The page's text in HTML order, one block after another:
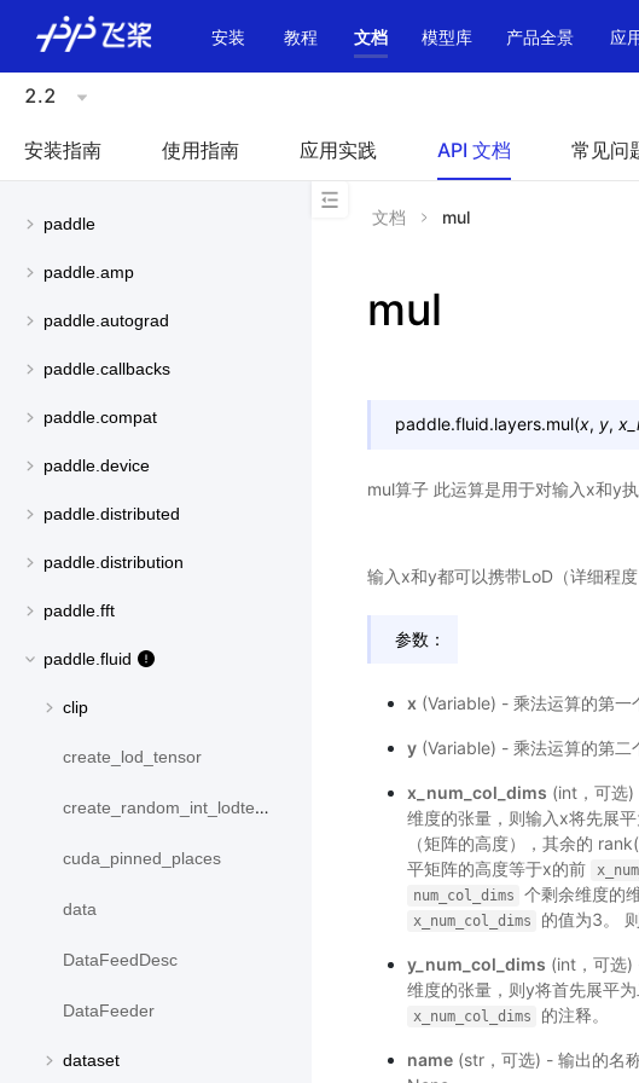
安装 教程 文档 模型库 产品全景 应
2.2
安装指南 使用指南 应用实践 API 文档 常见问
paddle
paddle.amp
paddle.autograd
paddle.callbacks
paddle.compat
paddle.device
paddle.distributed
paddle.distribution
paddle.fft
paddle.fluid
clip
create_lod_tensor
create_random_int_lodtensor
cuda_pinned_places
data
DataFeedDesc
DataFeeder
dataset
文档 mul
mul
paddle.fluid.layers.mul(x, y,
mul算子 此运算是用于对输入x和y
输入x和y都可以携带LoD（详细程
参数：
x (Variable) - 乘法运算的第一
y(Variable) - 乘法运算的第二
x_num_col_dims (int，可选)
维度的张量，则输入x将先展
（矩阵的高度），其余的
平矩阵的高度等于x的前
num_col_dims 个剩余维度的
x_num_col_dims 的值为3。
y_num_col_dims (int，可选)
维度的张量，则y将首先展平为
x_num_col_dims 的注释。
name(str，可选) - 输出的名